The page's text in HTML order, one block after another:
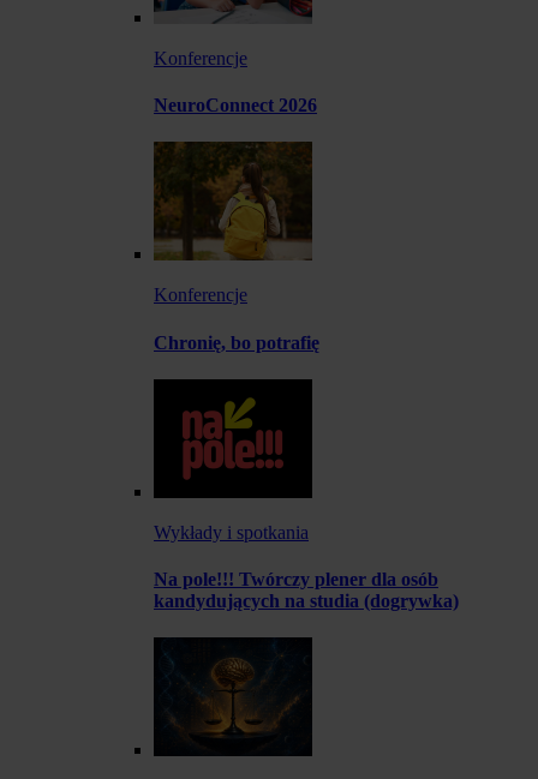
Konferencje
NeuroConnect 2026
Konferencje
Chronię, bo potrafię
Wykłady i spotkania
Na pole!!! Twórczy plener dla osób
kandydujących na studia (dogrywka)